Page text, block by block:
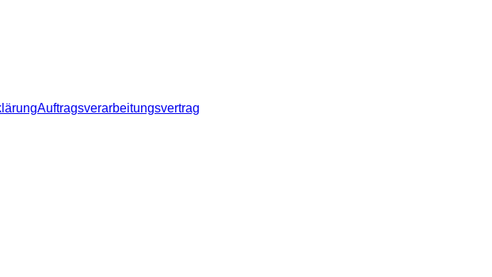
Auftragsverarbeitungsvertrag